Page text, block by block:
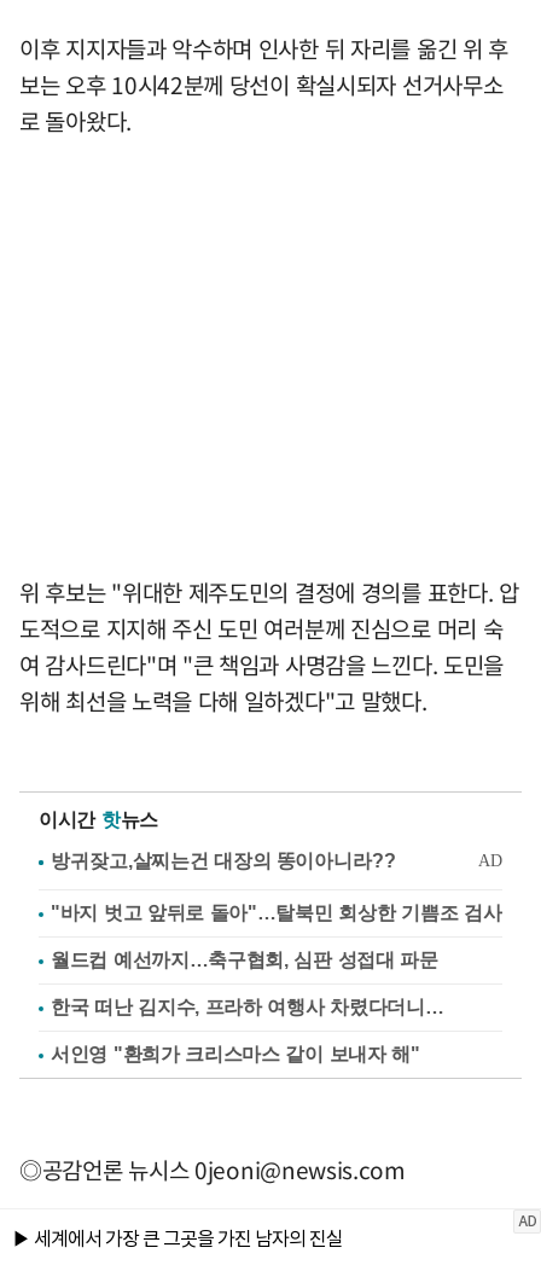
이후 지지자들과 악수하며 인사한 뒤 자리를 옮긴 위 후
보는 오후 10시42분께 당선이 확실시되자 선거사무소
로 돌아왔다.
위 후보는 "위대한 제주도민의 결정에 경의를 표한다. 압
도적으로 지지해 주신 도민 여러분께 진심으로 머리 숙
여 감사드린다"며 "큰 책임과 사명감을 느낀다. 도민을
위해 최선을 노력을 다해 일하겠다"고 말했다.
이시간 핫뉴스
"바지 벗고 앞뒤로 돌아"…탈북민 회상한 기쁨조 검사
월드컵 예선까지…축구협회, 심판 성접대 파문
한국 떠난 김지수, 프라하 여행사 차렸다더니…
서인영 "환희가 크리스마스 같이 보내자 해"
◎공감언론 뉴시스0jeoni@newsis.com